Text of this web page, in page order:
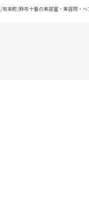
有楽町/麻布十番の美容室・美容院・